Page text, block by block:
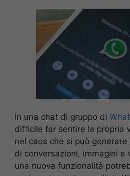
In una chat di gruppo di
difficile far sentire la propria
nel caos che si può
di conversazioni, immagini e
una nuova funzionalità